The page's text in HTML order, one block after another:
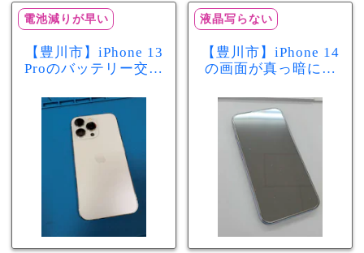
電池減りが早い
【豊川市】iPhone 13
Proのバッテリー交換
が早い症状も当日90
分で改善
液晶写らない
【豊川市】iPhone 14
の画面が真っ暗に…
修理！データそのま
まで復旧しました